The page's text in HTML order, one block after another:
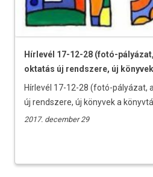
Hírlevél 17-12-28 (fotó-
oktatás új rendszere, új
Hírlevél 17-12-28 (fotó-pályázat,
új rendszere, új könyvek a
2017. december 29